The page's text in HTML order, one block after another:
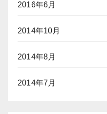
2016年6月
2014年10月
2014年8月
2014年7月